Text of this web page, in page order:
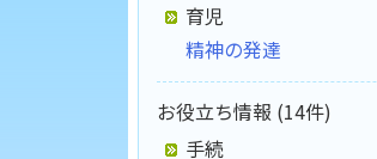
育児
精神の発達
お役立ち情報 (14件)
手続